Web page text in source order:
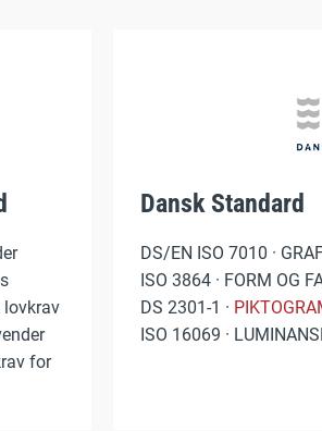
for
Dansk Standard
DS/EN ISO 7010 ·
ISO 3864 · FORM OG
DS 2301-1 ·
ISO 16069 ·